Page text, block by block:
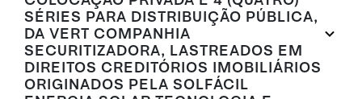
SÉRIES PARA DISTRIBUIÇÃO PÚBLICA,
DA VERT COMPANHIA
SECURITIZADORA, LASTREADOS EM
DIREITOS CREDITÓRIOS IMOBILIÁRIOS
ORIGINADOS PELA SOLFÁCIL